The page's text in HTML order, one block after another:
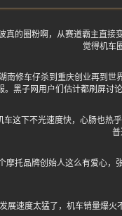
真的圈粉啊，从赛道霸主直接
觉得机车
南修车仔杀到重庆创业再到世
。黑子网用户们估计都刷屏讨
车这下不光速度快，心肠也热
普
摩托品牌创始人这么有爱心，
展速度太猛了，机车销量爆